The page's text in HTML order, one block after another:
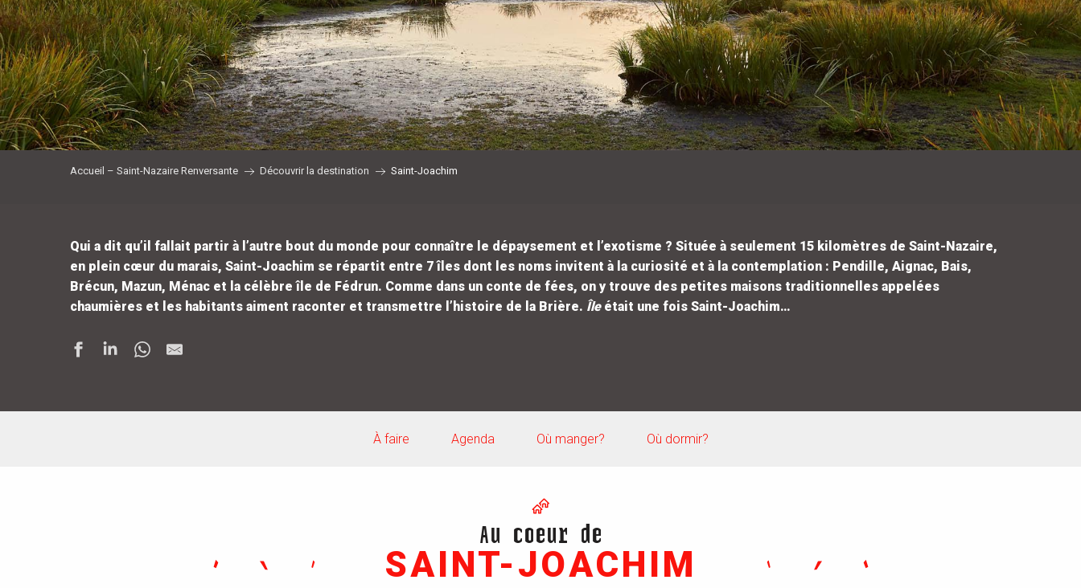
Accueil – Saint-Nazaire Renversante Découvrir la destination Saint-Joachim
Qui a dit qu’il fallait partir à l’autre bout du monde pour connaître le dépaysement et l’exotisme ? Située à seulement 15 kilomètres de Saint-Nazaire,
en plein cœur du marais, Saint-Joachim se répartit entre 7 îles dont les noms invitent à la curiosité et à la contemplation : Pendille, Aignac, Bais,
Brécun, Mazun, Ménac et la célèbre île de Fédrun. Comme dans un conte de fées, on y trouve des petites maisons traditionnelles appelées
chaumières et les habitants aiment raconter et transmettre l’histoire de la Brière. Îleétait une fois Saint-Joachim…
À faire Agenda Où manger? Où dormir?
Au coeur de
SAINT-JOACHIM